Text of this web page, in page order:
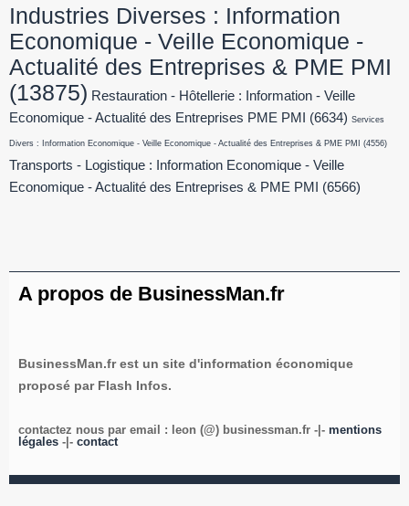
Industries Diverses : Information
Economique - Veille Economique -
Actualité des Entreprises & PME PMI
(13875) Restauration - Hôtellerie : Information - Veille
Economique - Actualité des Entreprises PME PMI
(6634) Services
Divers : Information Economique - Veille Economique - Actualité des Entreprises & PME PMI (4556)
Transports - Logistique : Information Economique - Veille
Economique - Actualité des Entreprises & PME PMI
(6566)
A propos de BusinessMan.fr
BusinessMan.fr est un site d'information économique
proposé par Flash Infos.
contactez nous par email : leon (@) businessman.fr -|- mentions
légales -|- contact